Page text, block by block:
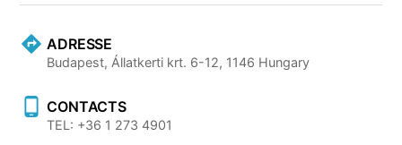
ADRESSE
Budapest, Állatkerti krt. 6-12, 1146 Hungary
CONTACTS
TEL: +36 1 273 4901